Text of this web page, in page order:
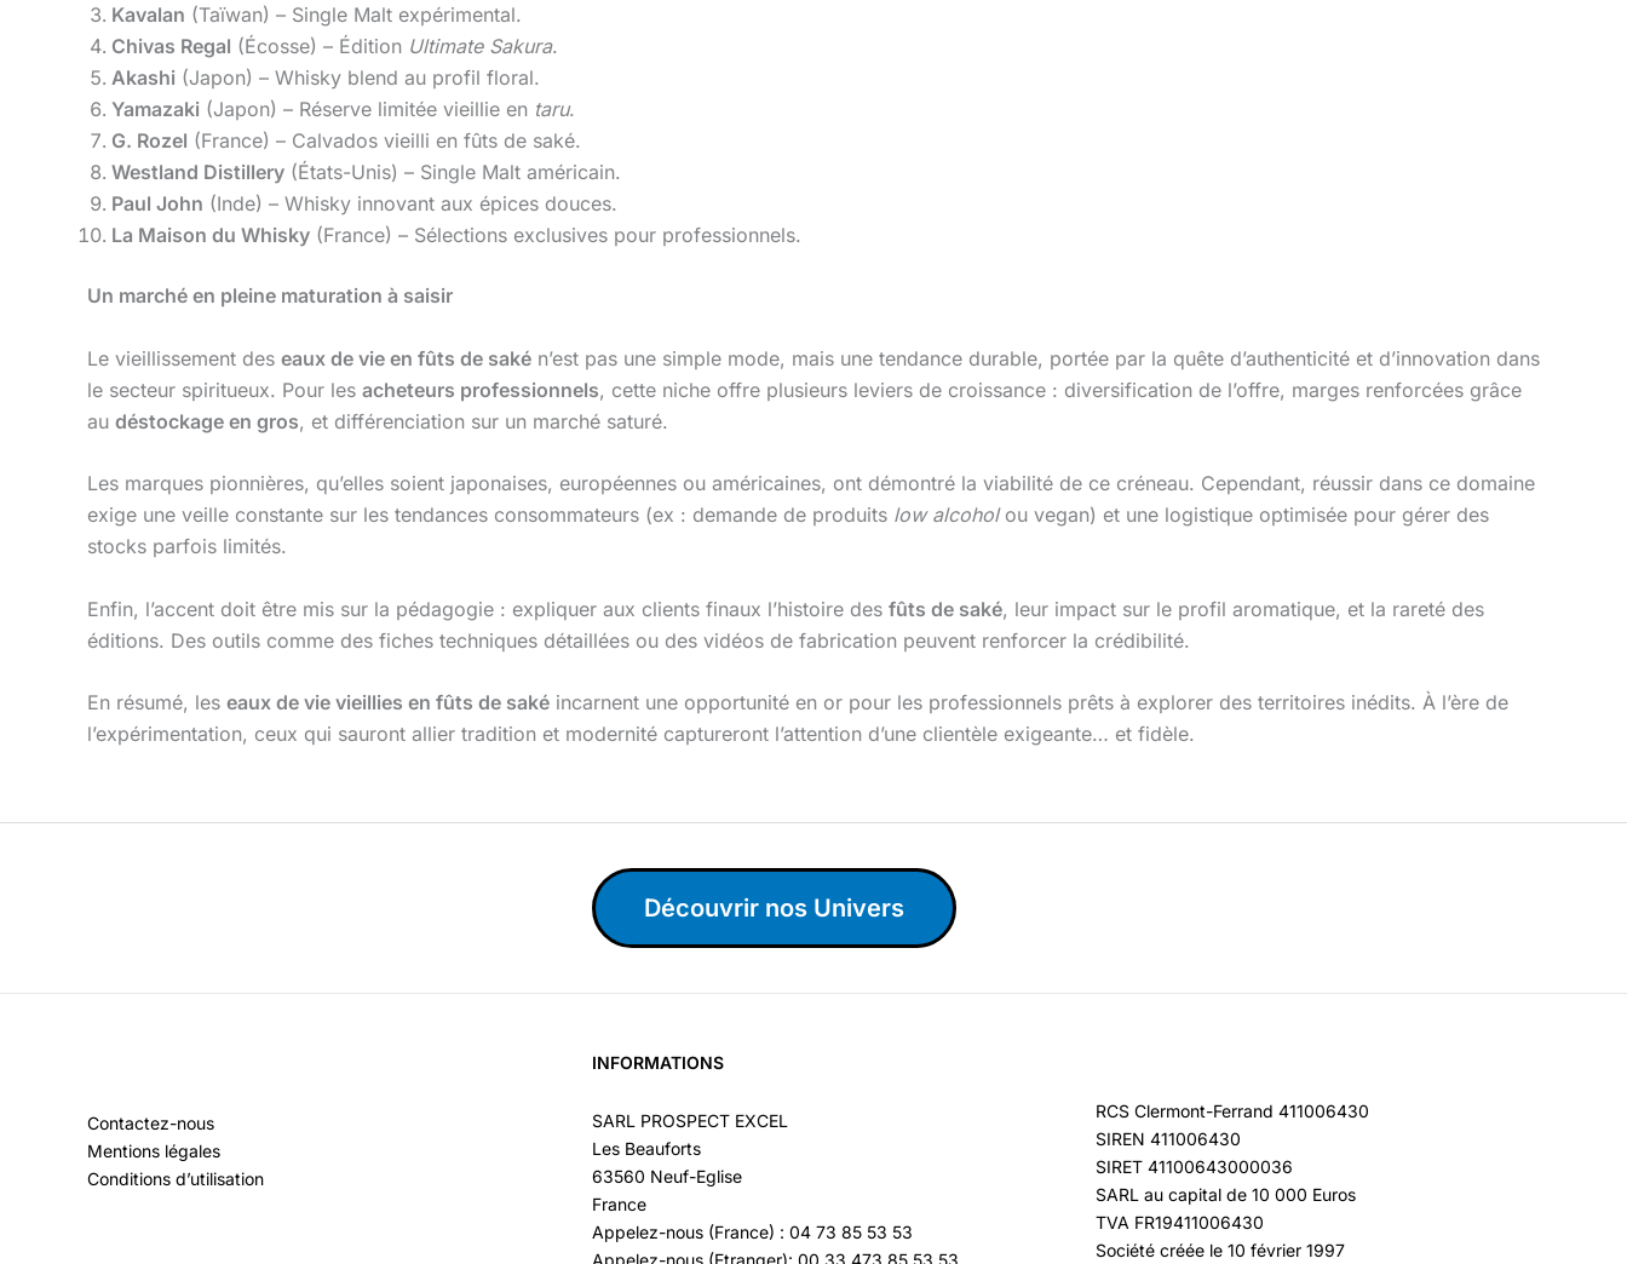
Kavalan (Taïwan) – Single Malt expérimental.
Chivas Regal (Écosse) – Édition Ultimate Sakura.
Akashi (Japon) – Whisky blend au profil floral.
Yamazaki (Japon) – Réserve limitée vieillie en taru.
G. Rozel (France) – Calvados vieilli en fûts de saké.
Westland Distillery (États-Unis) – Single Malt américain.
Paul John (Inde) – Whisky innovant aux épices douces.
La Maison du Whisky (France) – Sélections exclusives pour professionnels.
Un marché en pleine maturation à saisir
Le vieillissement des eaux de vie en fûts de saké n’est pas une simple mode, mais une tendance durable, portée par la quête d’authenticité et d’innovation dans
le secteur spiritueux. Pour les acheteurs professionnels, cette niche offre plusieurs leviers de croissance : diversification de l’offre, marges renforcées grâce
au déstockage en gros, et différenciation sur un marché saturé.
Les marques pionnières, qu’elles soient japonaises, européennes ou américaines, ont démontré la viabilité de ce créneau. Cependant, réussir dans ce domaine
exige une veille constante sur les tendances consommateurs (ex : demande de produits low alcoholou vegan) et une logistique optimisée pour gérer des
stocks parfois limités.
Enfin, l’accent doit être mis sur la pédagogie : expliquer aux clients finaux l’histoire des fûts de saké, leur impact sur le profil aromatique, et la rareté des
éditions. Des outils comme des fiches techniques détaillées ou des vidéos de fabrication peuvent renforcer la crédibilité.
En résumé, les eaux de vie vieillies en fûts de saké incarnent une opportunité en or pour les professionnels prêts à explorer des territoires inédits. À l’ère de
l’expérimentation, ceux qui sauront allier tradition et modernité captureront l’attention d’une clientèle exigeante… et fidèle.
Découvrir nos Univers
Contactez-nous
Mentions légales
Conditions d’utilisation
INFORMATIONS
SARL PROSPECT EXCEL
Les Beauforts
63560 Neuf-Eglise
France
Appelez-nous (France) : 04 73 85 53 53
Appelez-nous (Etranger): 00 33 473 85 53 53
RCS Clermont-Ferrand 411006430
SIREN 411006430
SIRET 41100643000036
SARL au capital de 10 000 Euros
TVA FR19411006430
Société créée le 10 février 1997